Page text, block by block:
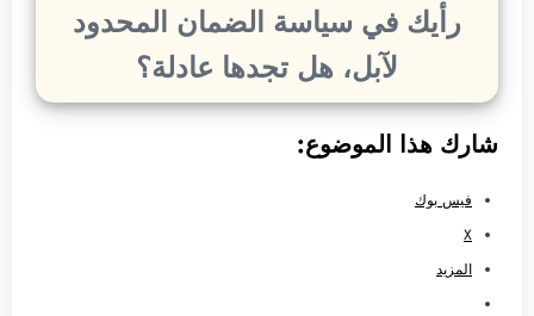
رأيك في سياسة الضمان المحدود
لآبل، هل تجدها عادلة؟
شارك هذا الموضوع:
فيس بوك
X
المزيد